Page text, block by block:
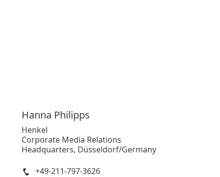
Hanna Philipps
Henkel
Corporate Media Relations
Headquarters, Düsseldorf/Germany
+49-211-797-3626